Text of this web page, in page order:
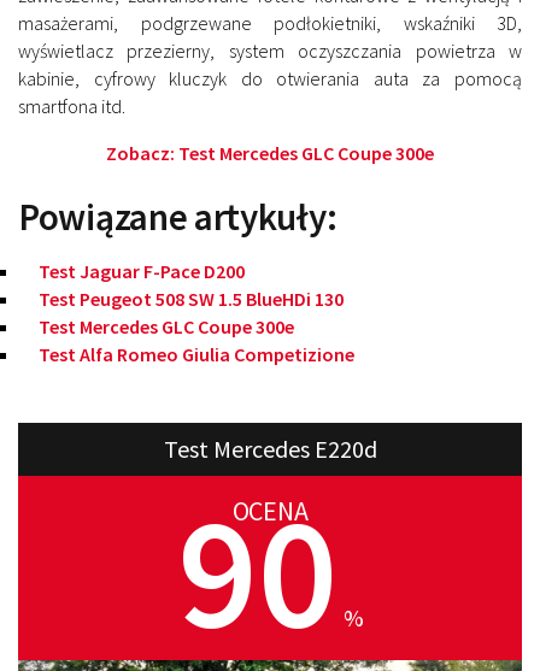
masażerami, podgrzewane podłokietniki, wskaźniki 3D,
wyświetlacz przezierny, system oczyszczania powietrza w
kabinie, cyfrowy kluczyk do otwierania auta za pomocą
smartfona itd.
Zobacz: Test Mercedes GLC Coupe 300e
Powiązane artykuły:
Test Jaguar F-Pace D200
Test Peugeot 508 SW 1.5 BlueHDi 130
Test Mercedes GLC Coupe 300e
Test Alfa Romeo Giulia Competizione
Test Mercedes E220d
OCENA
90 %